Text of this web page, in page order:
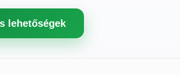
lehetőségek